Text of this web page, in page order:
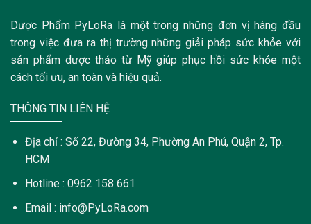
Dược Phẩm PyLoRa là một trong những đơn vị hàng đầu
trong việc đưa ra thị trường những giải pháp sức khỏe với
sản phẩm dược thảo từ Mỹ giúp phục hồi sức khỏe một
cách tối ưu, an toàn và hiệu quả.
THÔNG TIN LIÊN HỆ
Địa chỉ : Số 22, Đường 34, Phường An Phú, Quận 2, Tp.
HCM
Hotline : 0962 158 661
Email : info@PyLoRa.com